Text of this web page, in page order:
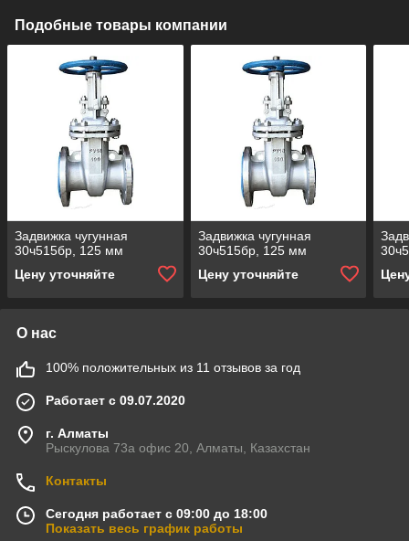
Подобные товары компании
Задвижка чугунная
30ч515бр, 125 мм
Цену уточняйте
Задвижка чугунная
30ч515бр, 125 мм
Цену уточняйте
О нас
100% положительных из 11 отзывов за год
Работает с 09.07.2020
г. Алматы
Рыскулова 73а офис 20, Алматы, Казахстан
Контакты
Сегодня работает с 09:00 до 18:00
Показать весь график работы